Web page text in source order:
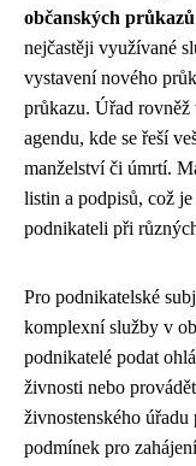
občanských
nejčastěji využívané
vystavení nového
průkazu. Úřad rovněž
agendu, kde se řeší
manželství či úmrtí.
listin a podpisů, což
podnikateli při
Pro podnikatelské
komplexní služby v
podnikatelé podat
živnosti nebo
živnostenského
podmínek pro